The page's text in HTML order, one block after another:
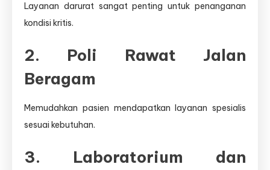
Layanan darurat sangat penting untuk penanganan
kondisi kritis.
2. Poli Rawat Jalan
Beragam
Memudahkan pasien mendapatkan layanan spesialis
sesuai kebutuhan.
3. Laboratorium dan